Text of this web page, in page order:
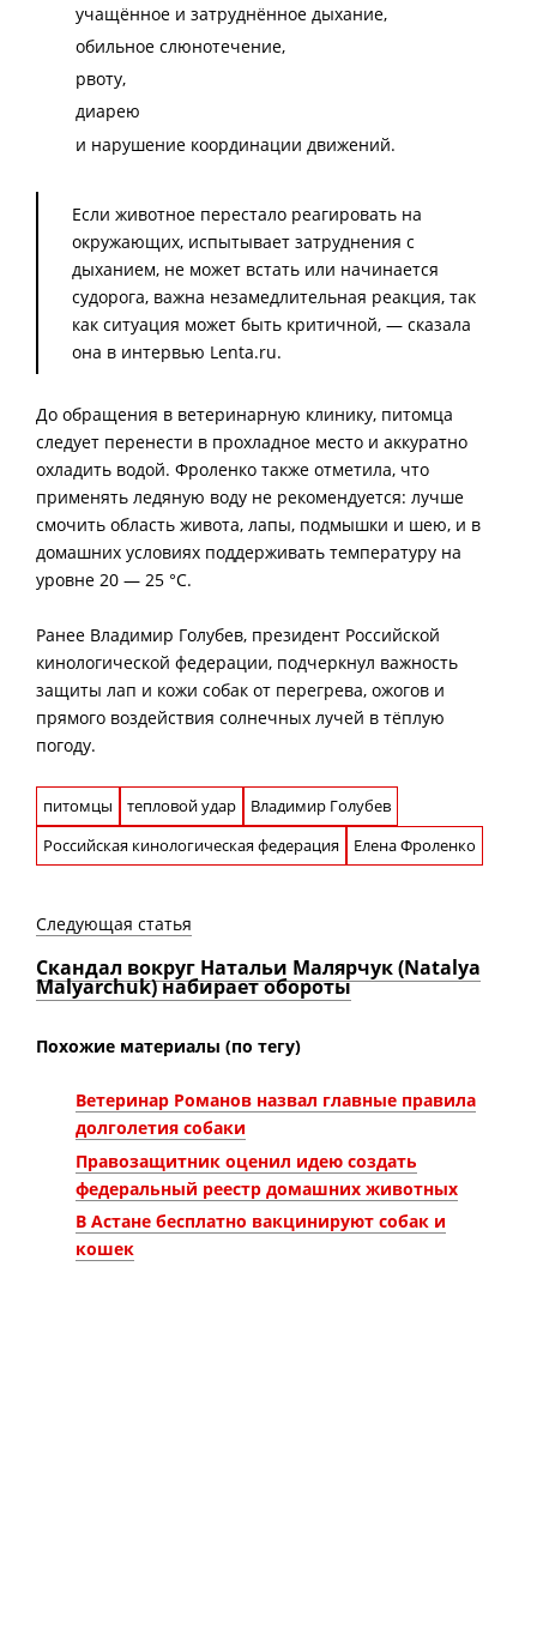
учащённое и затруднённое дыхание,
обильное слюнотечение,
рвоту,
диарею
и нарушение координации движений.
Если животное перестало реагировать на
окружающих, испытывает затруднения с
дыханием, не может встать или начинается
судорога, важна незамедлительная реакция, так
как ситуация может быть критичной, — сказала
она в интервью Lenta.ru.
До обращения в ветеринарную клинику, питомца
следует перенести в прохладное место и аккуратно
охладить водой. Фроленко также отметила, что
применять ледяную воду не рекомендуется: лучше
смочить область живота, лапы, подмышки и шею, и в
домашних условиях поддерживать температуру на
уровне 20 — 25 °C.
Ранее Владимир Голубев, президент Российской
кинологической федерации, подчеркнул важность
защиты лап и кожи собак от перегрева, ожогов и
прямого воздействия солнечных лучей в тёплую
погоду.
питомцы тепловой удар
Владимир Голубев
Российская кинологическая федерация
Елена Фроленко
Следующая статья
Скандал вокруг Натальи Малярчук (Natalya
Malyarchuk) набирает обороты
Похожие материалы (по тегу)
Ветеринар Романов назвал главные правила
долголетия собаки
Правозащитник оценил идею создать
федеральный реестр домашних животных
В Астане бесплатно вакцинируют собак и
кошек